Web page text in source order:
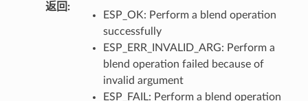
返回 :
ESP_OK: Perform a blend operation
successfully
ESP_ERR_INVALID_ARG: Perform a
blend operation failed because of
invalid argument
ESP_FAIL: Perform a blend operation